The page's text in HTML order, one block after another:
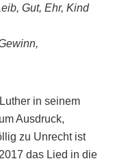
Gut, Ehr, Kind
in seinem
Ausdruck,
zu Unrecht ist
das Lied in die